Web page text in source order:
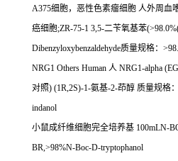
A375细胞，恶性色素瘤细胞 人外周血
癌细胞;ZR-75-1 3,5-二苄氧基苯
Dibenzyloxybenzaldehyde质量规格：
NRG1 Others Human 人 NRG1-alpha
对照) (1R,2S)-1-氨基-2-茚醇 质量规格：
indanol
小鼠成纤维细胞完全培养基 100mLN-
BR,>98%N-Boc-D-tryptophanol